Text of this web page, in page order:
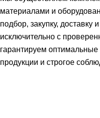
материалами и
подбор, закупку, доставку
исключительно с
гарантируем
продукции и строгое